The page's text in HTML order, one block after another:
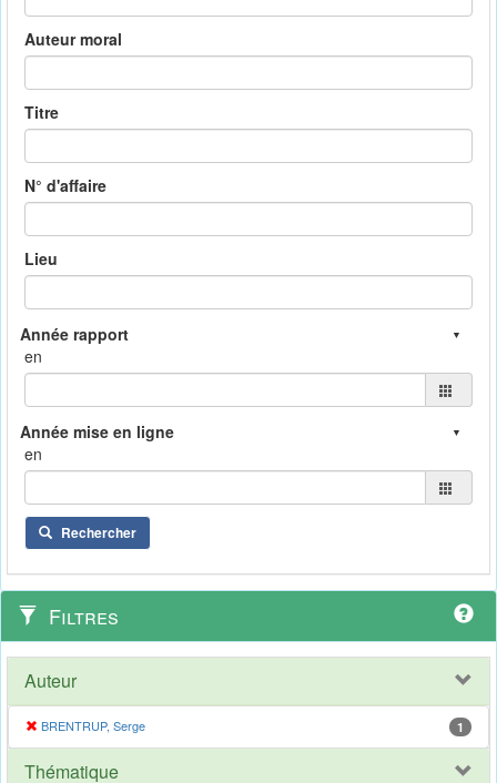
Auteur moral
Titre
N° d'affaire
Lieu
en
en
Rechercher
Filtres
Auteur
BRENTRUP, Serge 1
Thématique